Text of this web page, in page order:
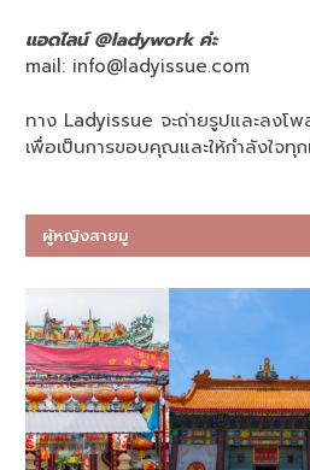
แอดไลน์ @ladywork ค่ะ
mail: info@ladyissue.com
ทาง Ladyissue จะถ่ายรูปและลงโ
เพื่อเป็นการขอบคุณและให้กำลังใจทุ
ผู้หญิงสายมู